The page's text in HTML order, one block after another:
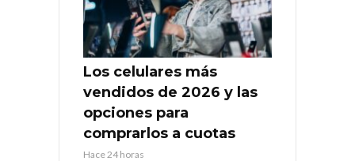
Los celulares más
vendidos de 2026 y las
opciones para
comprarlos a cuotas
Hace 24 horas